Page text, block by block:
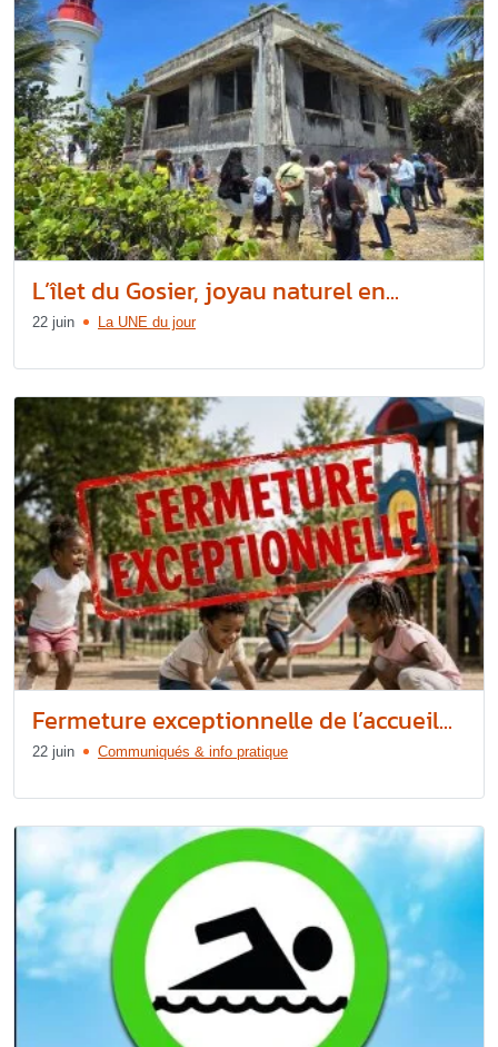
L’îlet du Gosier, joyau naturel en...
22 juin La UNE du jour
Fermeture exceptionnelle de l’accueil...
22 juin Communiqués & info pratique